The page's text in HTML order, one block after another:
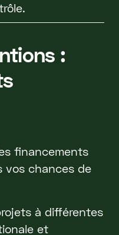
:
financements
vos chances de
à différentes
et